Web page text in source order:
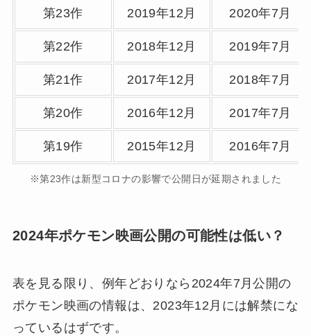
第23作 2019年12月 2020年7月
第22作 2018年12月 2019年7月
第21作 2017年12月 2018年7月
第20作 2016年12月 2017年7月
第19作 2015年12月 2016年7月
※第23作は新型コロナの影響で公開日が延期されました
2024年ポケモン映画公開の可能性は低い？
表を見る限り、例年どおりなら2024年7月公開の
ポケモン映画の情報は、2023年12月には解禁にな
っているはずです。